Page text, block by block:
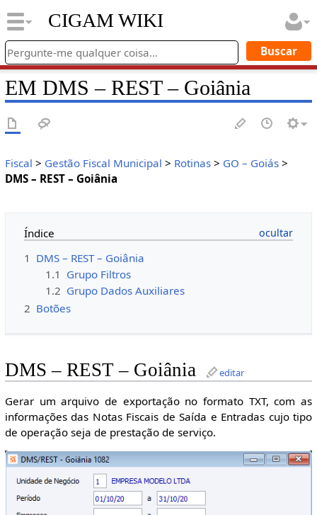
CIGAM WIKI
EM DMS – REST – Goiânia
Fiscal > Gestão Fiscal Municipal > Rotinas> GO – Goiás>
DMS – REST – Goiânia
Índice
1 DMS – REST – Goiânia
1.1 Grupo Filtros
1.2 Grupo Dados Auxiliares
2 Botões
DMS – REST – Goiânia editar
Gerar um arquivo de exportação no formato TXT, com as
informações das Notas Fiscais de Saída e Entradas cujo tipo
de operação seja de prestação de serviço.